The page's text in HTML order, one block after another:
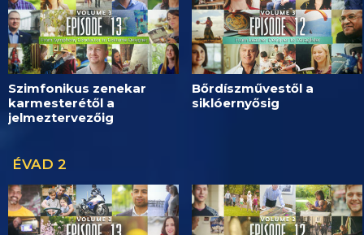
Szimfonikus zenekar
karmesterétől a
jelmeztervezőig
Bőrdíszművestől a
siklóernyősig
ÉVAD 2